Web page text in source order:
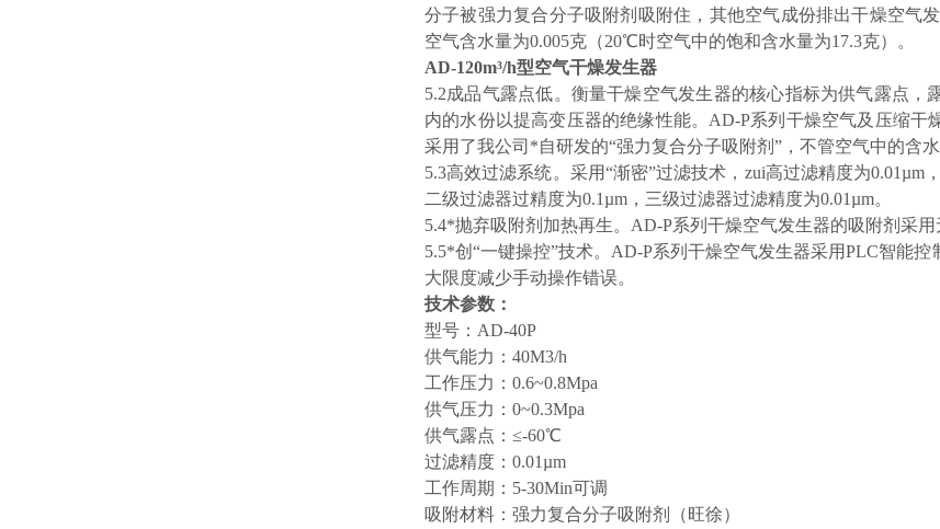
分子被强力复合分子吸附剂吸附住，其他空气成份排出干燥空气
空气含水量为0.005克（20℃时空气中的饱和含水量为17.3克）。
AD-120m³/h型空气干燥发生器
5.2成品气露点低。衡量干燥空气发生器的核心指标为供气露点
内的水份以提高变压器的绝缘性能。AD-P系列干燥空气及压缩
采用了我公司*自研发的“强力复合分子吸附剂”，不管空气中的含
5.3高效过滤系统。采用“渐密”过滤技术，zui高过滤精度为0.01µm
二级过滤器过精度为0.1µm，三级过滤器过滤精度为0.01µm。
5.4*抛弃吸附剂加热再生。AD-P系列干燥空气发生器的吸附剂采
5.5*创“一键操控”技术。AD-P系列干燥空气发生器采用PLC智能
大限度减少手动操作错误。
技术参数：
型号：AD-40P
供气能力：40M3/h
工作压力：0.6~0.8Mpa
供气压力：0~0.3Mpa
供气露点：≤-60℃
过滤精度：0.01µm
工作周期：5-30Min可调
吸附材料：强力复合分子吸附剂（旺徐）